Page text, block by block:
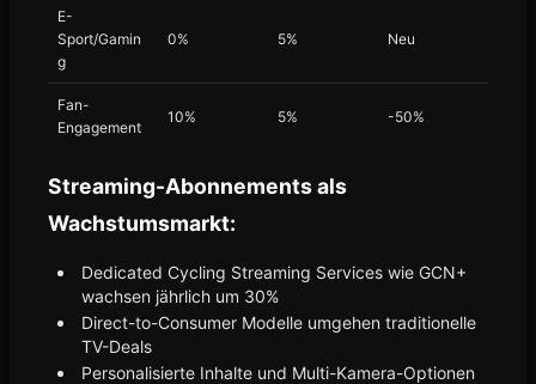
E-
Sport/Gamin
g
0% 5% Neu
Fan-
Engagement
10% 5% -50%
Streaming-Abonnements als
Wachstumsmarkt:
Dedicated Cycling Streaming Services wie GCN+
wachsen jährlich um 30%
Direct-to-Consumer Modelle umgehen traditionelle
TV-Deals
Personalisierte Inhalte und Multi-Kamera-Optionen